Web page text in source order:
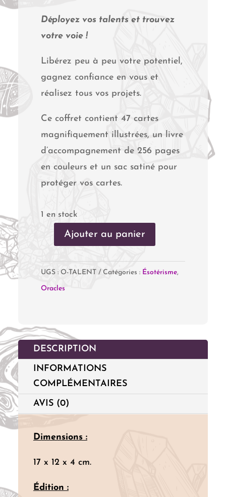
Déployez vos talents et trouvez
votre voie !
Libérez peu à peu votre potentiel,
gagnez confiance en vous et
réalisez tous vos projets.
Ce coffret contient 47 cartes
magnifiquement illustrées, un livre
d’accompagnement de 256 pages
en couleurs et un sac satiné pour
protéger vos cartes.
1 en stock
quantité
L'Oracle
des
Ajouter au panier
UGS : O-TALENT Catégories : Ésotérisme,
Oracles
DESCRIPTION
INFORMATIONS
COMPLÉMENTAIRES
AVIS (0)
Dimensions :
17 x 12 x 4 cm.
Édition :